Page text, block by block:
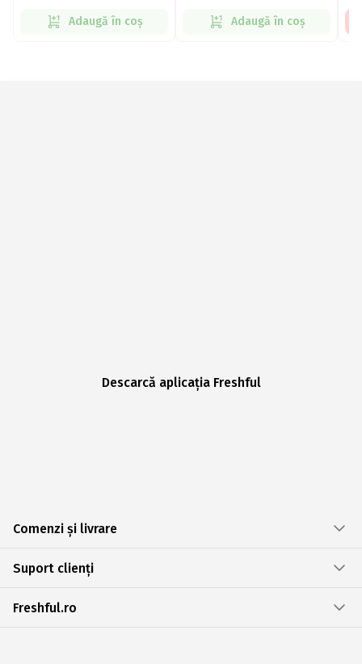
Adaugă în coș Adaugă în coș
Descarcă aplicația Freshful
Comenzi și livrare
Suport clienți
Freshful.ro